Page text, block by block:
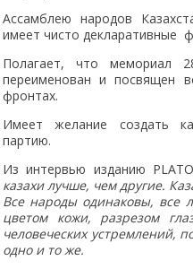
Ассамблею народов
имеет чисто декларативные
Полагает, что мемориал
переименован и посвящен
фронтах.
Имеет желание создать
партию.
Из интервью изданию
казахи лучше, чем другие.
Все народы одинаковы, все
цветом
кожи, разрезом
человеческих устремлений,
одно и то же.